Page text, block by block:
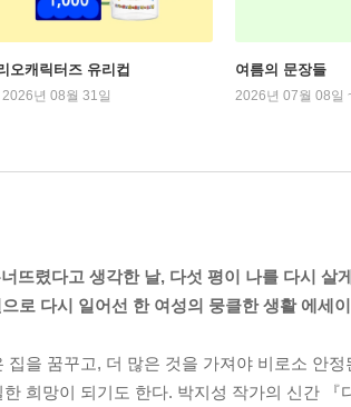
오캐릭터즈 유리컵
년 08월 31일
여름의 문장들
2026년 07월 08일
뜨렸다고 생각한 날, 다섯 평이 나를 다시 살
로 다시 일어선 한 여성의 뭉클한 생활 에세이
집을 꿈꾸고, 더 많은 것을 가져야 비로소 안
희망이 되기도 한다. 박지성 작가의 신간